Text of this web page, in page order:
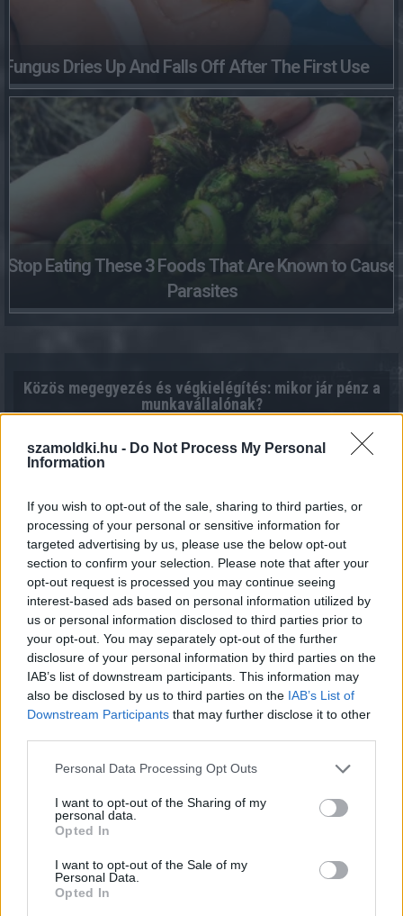
szamoldki.hu - Do Not Process My Personal
Information
If you wish to opt-out of the sale, sharing to third parties, or
processing of your personal or sensitive information for
targeted advertising by us, please use the below opt-out
section to confirm your selection. Please note that after your
opt-out request is processed you may continue seeing
interest-based ads based on personal information utilized by
us or personal information disclosed to third parties prior to
your opt-out. You may separately opt-out of the further
disclosure of your personal information by third parties on the
IAB’s list of downstream participants. This information may
also be disclosed by us to third parties on the IAB’s List of
Downstream Participants that may further disclose it to other
Please note that this website/app uses one or more Google
not limited to your visit or usage behaviour. You may click to
grant or deny consent to Google and its third-party tags to
use your data for below specified purposes in below Google
consent section.
Personal Data Processing Opt Outs
I want to opt-out of the Sharing of my
personal data.
Opted In
I want to opt-out of the Sale of my
Personal Data.
Opted In
Fungus Dries Up And Falls Off After The First Use
Stop Eating These 3 Foods That Are Known to Cause
Parasites
Közös megegyezés és végkielégítés: mikor jár pénz a
munkavállalónak?
7 módszer, ahogy a háztartások csökkenteni tudják a
villamos energia fogyasztásukat
2026.08.07. 13:25